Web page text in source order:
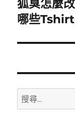
下
一
文
狐臭怎麼
哪些
搜
尋